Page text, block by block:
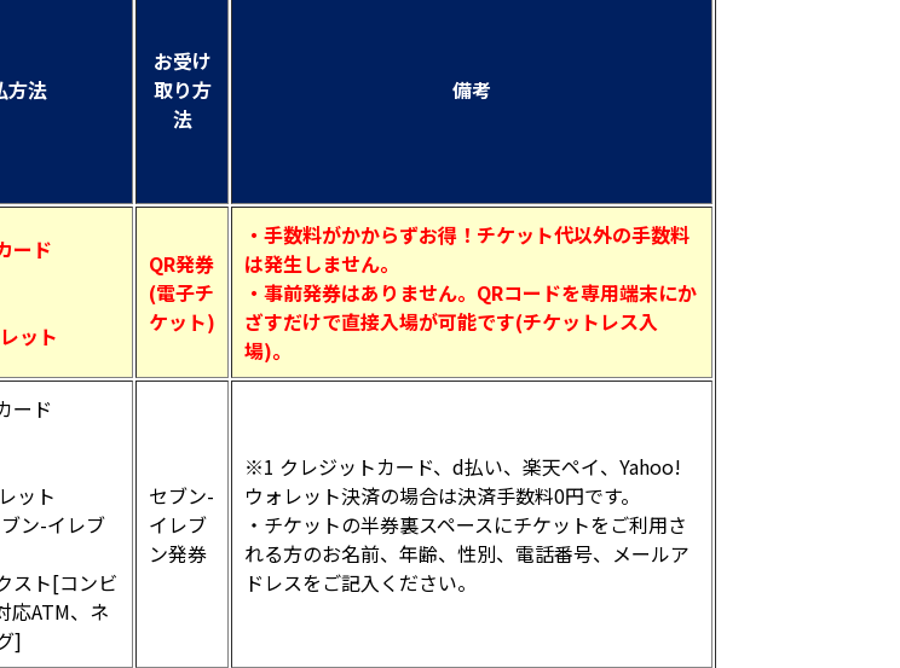
方法
お受け
取り方
法
備考
ード
ット
QR発券
(電子チ
ケット)
・手数料がかからずお得！チケット代以外の手数料
は発生しません。
・事前発券はありません。QRコードを専用端末にか
ざすだけで直接入場が可能です(チケットレス入
場)。
ード
ット
ン-イレブ
スト[コンビ
応ATM、ネ
]
セブン-
イレブ
ン発券
※1 クレジットカード、d払い、楽天ペイ、Yahoo!
ウォレット決済の場合は決済手数料0円です。
・チケットの半券裏スペースにチケットをご利用さ
れる方のお名前、年齢、性別、電話番号、メールア
ドレスをご記入ください。